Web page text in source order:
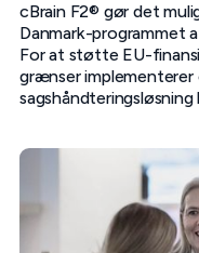
cBrain F2® gør det
Danmark-programmet
For at støtte EU-
grænser implementerer